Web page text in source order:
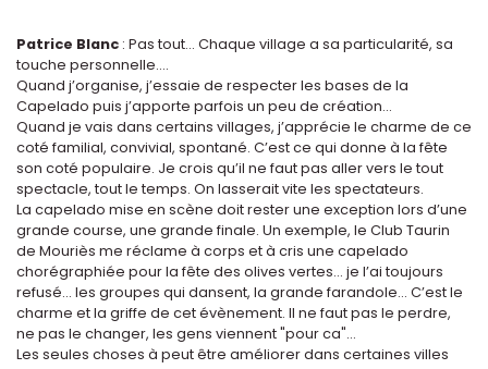
Patrice Blanc : Pas tout... Chaque village a sa particularité, sa
touche personnelle….
Quand j’organise, j’essaie de respecter les bases de la
Capelado puis j’apporte parfois un peu de création…
Quand je vais dans certains villages, j’apprécie le charme de ce
coté familial, convivial, spontané. C’est ce qui donne à la fête
son coté populaire. Je crois qu’il ne faut pas aller vers le tout
spectacle, tout le temps. On lasserait vite les spectateurs.
La capelado mise en scène doit rester une exception lors d’une
grande course, une grande finale. Un exemple, le Club Taurin
de Mouriès me réclame à corps et à cris une capelado
chorégraphiée pour la fête des olives vertes… je l’ai toujours
refusé... les groupes qui dansent, la grande farandole... C’est le
charme et la griffe de cet évènement. Il ne faut pas le perdre,
ne pas le changer, les gens viennent "pour ca"...
Les seules choses à peut être améliorer dans certaines villes